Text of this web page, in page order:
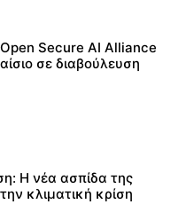
Secure AI Alliance
σε διαβούλευση
Η νέα ασπίδα της
κλιματική κρίση